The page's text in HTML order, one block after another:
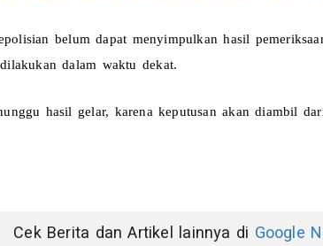
belum dapat menyimpulkan hasil
dalam waktu dekat.
hasil gelar, karena keputusan akan diambil
Cek Berita dan Artikel lainnya di Google